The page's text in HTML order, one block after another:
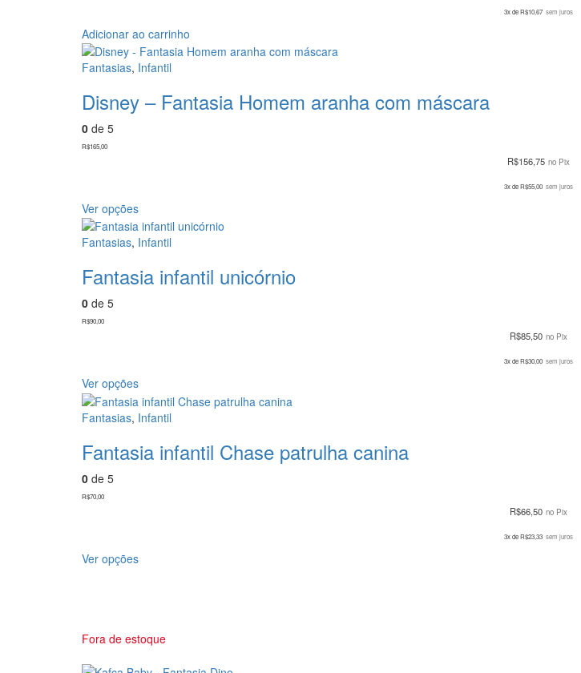
3x deR$10,67 sem juros
Adicionar ao carrinho
Fantasias, Infantil
Disney – Fantasia Homem aranha com máscara
0 de 5
R$165,00
R$156,75 no Pix
3x deR$55,00 sem juros
Ver opções
Fantasias, Infantil
Fantasia infantil unicórnio
0 de 5
R$90,00
R$85,50 no Pix
3x deR$30,00 sem juros
Ver opções
Fantasias, Infantil
Fantasia infantil Chase patrulha canina
0 de 5
R$70,00
R$66,50 no Pix
3x deR$23,33 sem juros
Ver opções
Fora de estoque